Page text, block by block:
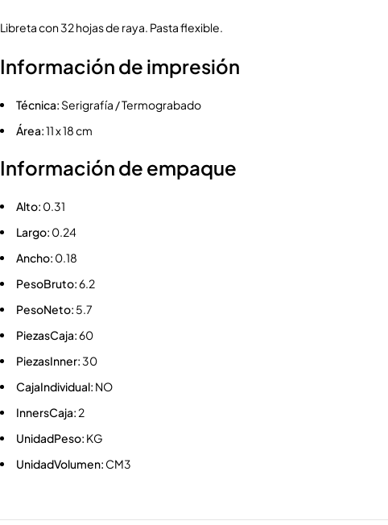
Libreta con 32 hojas de raya. Pasta flexible.
Información de impresión
Técnica: Serigrafía / Termograbado
Área:11 x 18 cm
Información de empaque
Alto: 0.31
Largo: 0.24
Ancho: 0.18
PesoBruto:6.2
PesoNeto: 5.7
PiezasCaja:60
PiezasInner: 30
CajaIndividual: NO
InnersCaja: 2
UnidadPeso: KG
UnidadVolumen: CM3